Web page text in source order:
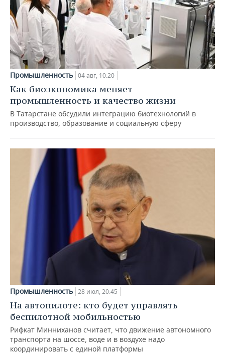
Промышленность 04 авг, 10:20
Как биоэкономика меняет
промышленность и качество жизни
В Татарстане обсудили интеграцию биотехнологий в
производство, образование и социальную сферу
Промышленность 28 июл, 20:45
На автопилоте: кто будет управлять
беспилотной мобильностью
Рифкат Минниханов считает, что движение автономного
транспорта на шоссе, воде и в воздухе надо
координировать с единой платформы